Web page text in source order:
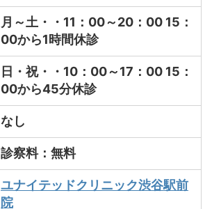
月～土・・11：00～20：00 15：
00から1時間休診
日・祝・・10：00～17：00 15：
00から45分休診
なし
診察料：無料
ユナイテッドクリニック渋谷駅前
院